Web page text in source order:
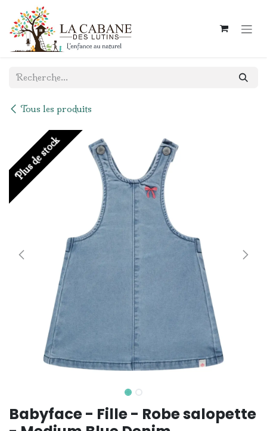
Se rendre au contenu
Tous les produits
Plus de stock
Babyface - Fille - Robe salopette